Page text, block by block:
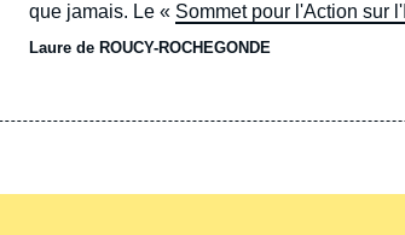
que jamais. Le « Sommet pour l'Action sur
Laure de ROUCY-ROCHEGONDE